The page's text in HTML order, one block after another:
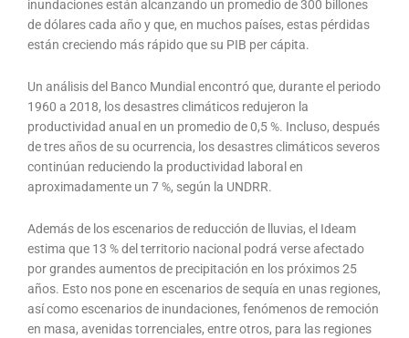
inundaciones están alcanzando un promedio de 300 billones
de dólares cada año y que, en muchos países, estas pérdidas
están creciendo más rápido que su PIB per cápita.
Un análisis del Banco Mundial encontró que, durante el periodo
1960 a 2018, los desastres climáticos redujeron la
productividad anual en un promedio de 0,5 %. Incluso, después
de tres años de su ocurrencia, los desastres climáticos severos
continúan reduciendo la productividad laboral en
aproximadamente un 7 %, según la UNDRR.
Además de los escenarios de reducción de lluvias, el Ideam
estima que 13 % del territorio nacional podrá verse afectado
por grandes aumentos de precipitación en los próximos 25
años. Esto nos pone en escenarios de sequía en unas regiones,
así como escenarios de inundaciones, fenómenos de remoción
en masa, avenidas torrenciales, entre otros, para las regiones